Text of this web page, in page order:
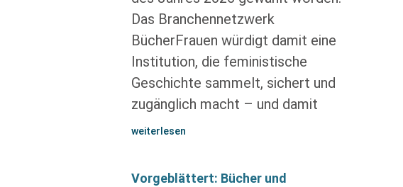
Das Branchennetzwerk
BücherFrauen würdigt damit eine
Institution, die feministische
Geschichte sammelt, sichert und
zugänglich macht – und damit
weiterlesen
Vorgeblättert: Bücher und